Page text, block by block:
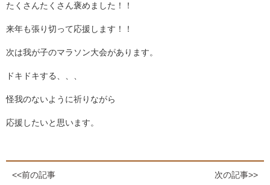
たくさんたくさん褒めました！！
来年も張り切って応援します！！
次は我が子のマラソン大会があります。
ドキドキする、、、
怪我のないように祈りながら
応援したいと思います。
<<前の記事 次の記事>>